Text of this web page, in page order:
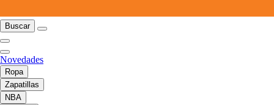
Buscar
Novedades
Ropa
Zapatillas
NBA